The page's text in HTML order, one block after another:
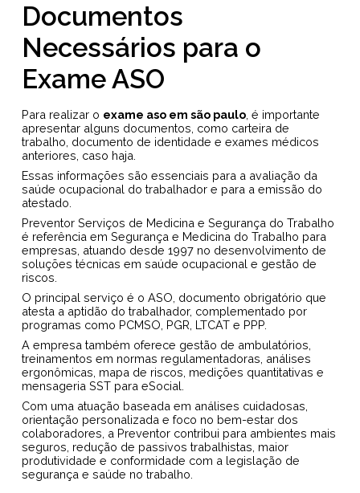
Documentos
Necessários para o
Exame ASO
Para realizar o exame aso em são paulo, é importante
apresentar alguns documentos, como carteira de
trabalho, documento de identidade e exames médicos
anteriores, caso haja.
Essas informações são essenciais para a avaliação da
saúde ocupacional do trabalhador e para a emissão do
atestado.
Preventor Serviços de Medicina e Segurança do Trabalho
é referência em Segurança e Medicina do Trabalho para
empresas, atuando desde 1997 no desenvolvimento de
soluções técnicas em saúde ocupacional e gestão de
riscos.
O principal serviço é o ASO, documento obrigatório que
atesta a aptidão do trabalhador, complementado por
programas como PCMSO, PGR, LTCAT e PPP.
A empresa também oferece gestão de ambulatórios,
treinamentos em normas regulamentadoras, análises
ergonômicas, mapa de riscos, medições quantitativas e
mensageria SST para eSocial.
Com uma atuação baseada em análises cuidadosas,
orientação personalizada e foco no bem-estar dos
colaboradores, a Preventor contribui para ambientes mais
seguros, redução de passivos trabalhistas, maior
produtividade e conformidade com a legislação de
segurança e saúde no trabalho.